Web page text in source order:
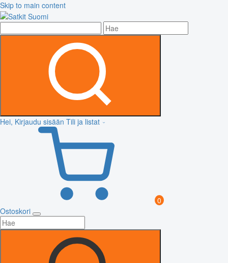
Skip to main content
Hei, Kirjaudu sisään Tili ja listat
0
Ostoskori